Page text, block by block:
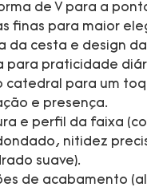
de V para a
finas para maior
da cesta e design
para praticidade
catedral para um
e presença.
e perfil da faixa
nitidez
suave).
de acabamento